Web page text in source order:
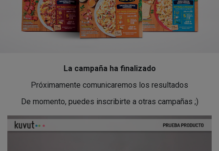
La campaña ha finalizado
Próximamente comunicaremos los resultados
De momento, puedes inscribirte a otras campañas ;)